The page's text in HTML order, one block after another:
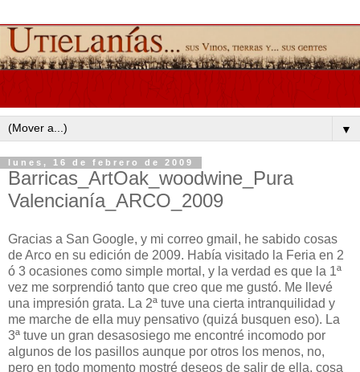
▼
lunes, 16 de febrero de 2009
Barricas_ArtOak_woodwine_Pura
Valencianía_ARCO_2009
Gracias a San Google, y mi correo gmail, he sabido cosas
de Arco en su edición de 2009. Había visitado la Feria en 2
ó 3 ocasiones como simple mortal, y la verdad es que la 1ª
vez me sorprendió tanto que creo que me gustó. Me llevé
una impresión grata. La 2ª tuve una cierta intranquilidad y
me marche de ella muy pensativo (quizá busquen eso). La
3ª tuve un gran desasosiego me encontré incomodo por
algunos de los pasillos aunque por otros los menos, no,
pero en todo momento mostré deseos de salir de ella, cosa